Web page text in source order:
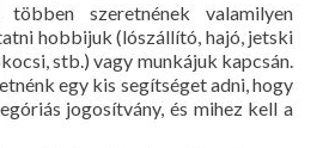
többen szeretnének valamilyen
hobbijuk (lószállító, hajó, jetski
stb.) vagy munkájuk kapcsán.
egy kis segítséget adni, hogy
jogosítvány, és mihez kell a